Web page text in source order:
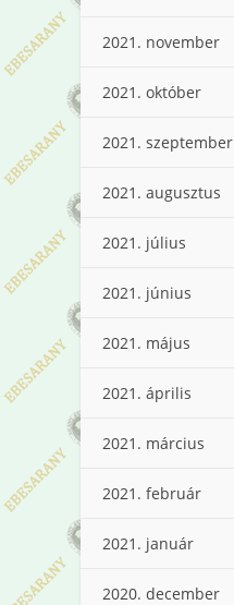
2021. november
2021. október
2021. szeptember
2021. augusztus
2021. július
2021. június
2021. május
2021. április
2021. március
2021. február
2021. január
2020. december